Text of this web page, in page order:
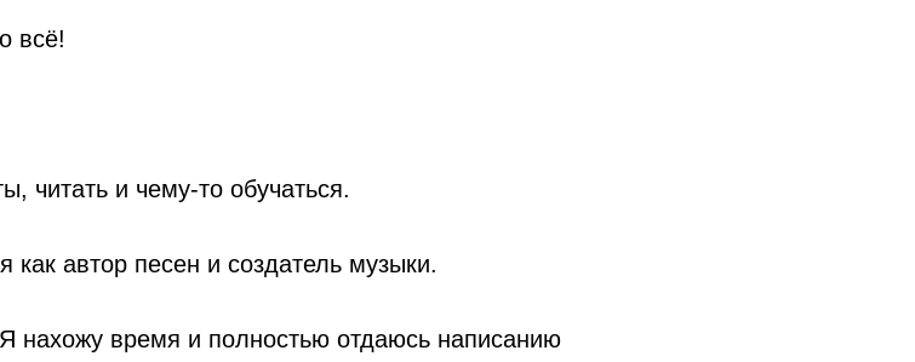
всё!
читать и чему-то обучаться.
как автор песен и создатель музыки.
нахожу время и полностью отдаюсь написанию